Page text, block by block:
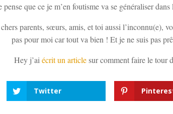
que ce je m’en foutisme va se généraliser
parents, sœurs, amis, et toi aussi l’inconnu(e),
pas pour moi car tout va bien ! Et je ne suis pas
Hey j’aiécrit un articlesur comment faire le tour
Twitter